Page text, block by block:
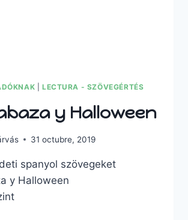
LECTURA - SZÖVEGÉRTÉS
y Halloween
31 octubre, 2019
spanyol szövegeket
y Halloween